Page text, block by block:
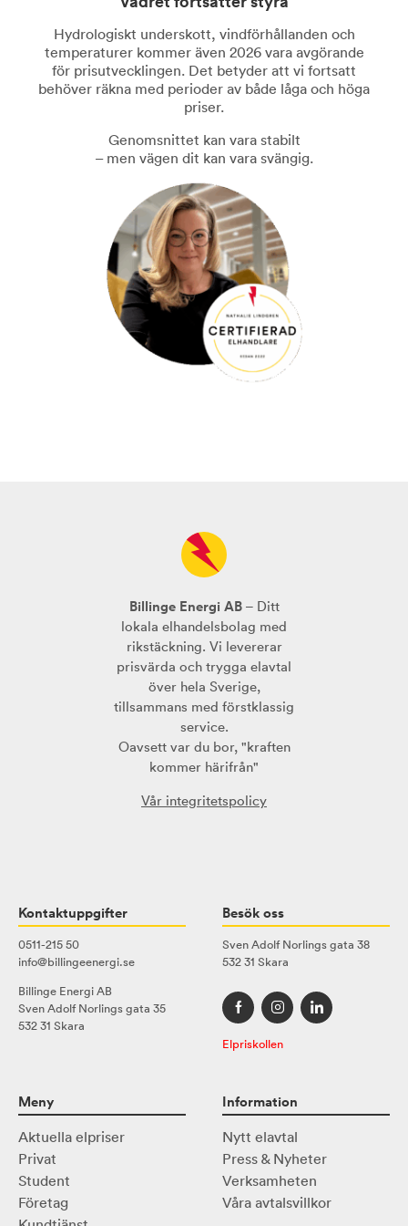
Hydrologiskt underskott, vindförhållanden och
temperaturer kommer även 2026 vara avgörande
för prisutvecklingen. Det betyder att vi fortsatt
behöver räkna med perioder av både låga och höga
priser.
Genomsnittet kan vara stabilt
– men vägen dit kan vara svängig.
Billinge Energi AB– Ditt
lokala elhandelsbolag med
rikstäckning. Vi levererar
prisvärda och trygga elavtal
över hela Sverige,
tillsammans med förstklassig
service.
Oavsett var du bor, "kraften
kommer härifrån"
Vår integritetspolicy
Kontaktuppgifter
0511-215 50
info@billingeenergi.se
Billinge Energi AB
Sven Adolf Norlings gata 35
532 31 Skara
Besök oss
Sven Adolf Norlings gata 38
532 31 Skara
Elpriskollen
Meny
Aktuella elpriser
Privat
Student
Företag
Information
Nytt elavtal
Press & Nyheter
Verksamheten
Våra avtalsvillkor